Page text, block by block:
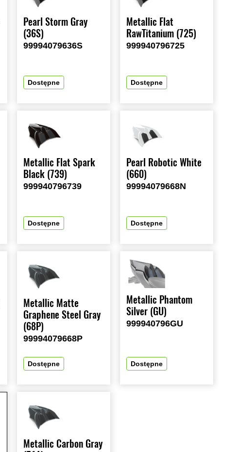
Pearl Storm Gray
(36S)
99994079636S
Dostępne
Metallic Flat
RawTitanium (725)
999940796725
Dostępne
Metallic Flat Spark
Black (739)
999940796739
Dostępne
Pearl Robotic White
(660)
99994079668N
Dostępne
Metallic Matte
Graphene Steel Gray
(68P)
99994079668P
Dostępne
Metallic Phantom
Silver (GU)
999940796GU
Dostępne
Metallic Carbon Gray